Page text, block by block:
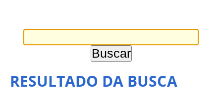
RESULTADO DA BUSCA